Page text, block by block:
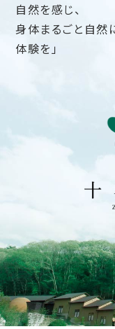
自然を感じ、
身体まるごと自然
体験を」